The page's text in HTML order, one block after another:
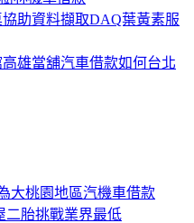
助資料擷取DAQ葉黃素服
雄當舖汽車借款如何台北
大桃園地區汽機車借款
二胎挑戰業界最低